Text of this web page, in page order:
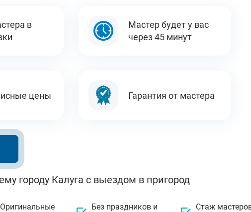
в
Мастер будет у вас
через 45 минут
цены Гарантия от мастера
городу Калуга с выездом в пригород
Оригинальные
Без праздников и
Стаж